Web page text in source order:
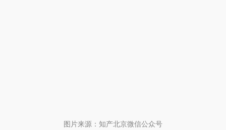
图片来源：知产北京微信公众号